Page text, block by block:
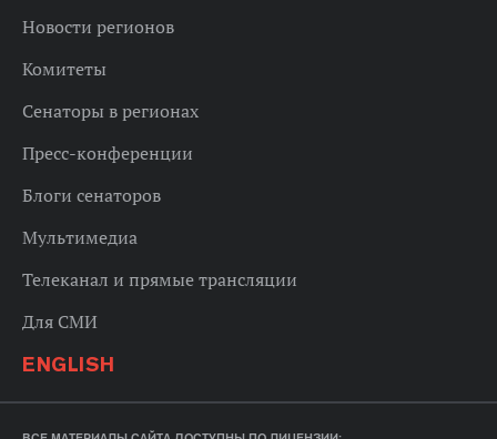
Новости регионов
Комитеты
Сенаторы в регионах
Пресс-конференции
Блоги сенаторов
Мультимедиа
Телеканал и прямые трансляции
Для СМИ
ENGLISH